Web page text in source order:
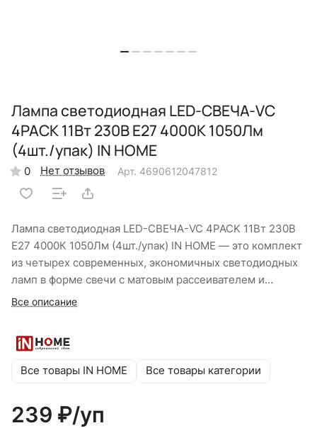
Лампа светодиодная LED-СВЕЧА-VC
4PACK 11Вт 230В Е27 4000К 1050Лм
(4шт./упак) IN HOME
0 Нет отзывов Арт. 4690612047812
Лампа светодиодная LED-СВЕЧА-VC 4PACK 11Вт 230В
Е27 4000К 1050Лм (4шт./упак) IN HOME — это комплект
из четырех современных, экономичных светодиодных
ламп в форме свечи с матовым рассеивателем и
цоколем E27, созданных для элегантных люстр, бра и
цветовую температуру 4000К (нейтральный белый).
Индекс цветопередачи Ra>80, угол светового пучка
Все описание
Все товары IN HOME Все товары категории
239 ₽/уп